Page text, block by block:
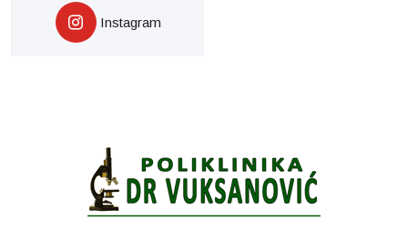
Instagram